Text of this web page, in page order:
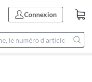
Connexion